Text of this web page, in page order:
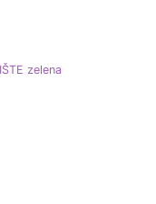
zelena